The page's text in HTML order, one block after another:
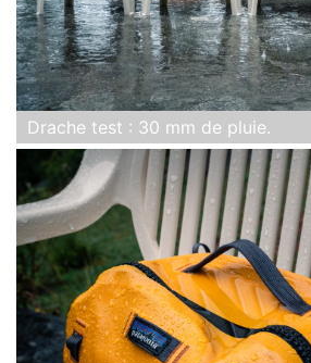
Drache test : 30 mm de pluie.